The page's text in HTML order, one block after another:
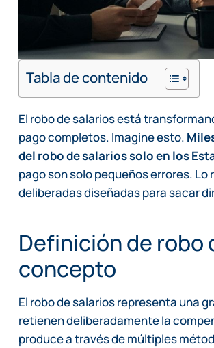
Tabla de contenido
El robo de salarios está
pago completos. Imagine esto.
del robo de salarios solo en los
pago son solo pequeños errores.
deliberadas diseñadas para sacar
Definición de robo
concepto
El robo de salarios representa una
retienen deliberadamente la
produce a través de múltiples